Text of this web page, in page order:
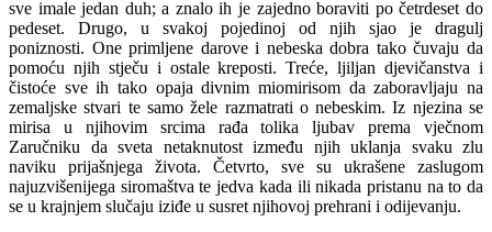
sve imale jedan duh; a znalo ih je zajedno boraviti po četrdeset do
pedeset. Drugo, u svakoj pojedinoj od njih sjao je dragulj
poniznosti. One primljene darove i nebeska dobra tako čuvaju da
pomoću njih stječu i ostale kreposti. Treće, ljiljan djevičanstva i
čistoće sve ih tako opaja divnim miomirisom da zaboravljaju na
zemaljske stvari te samo žele razmatrati o nebeskim. Iz njezina se
mirisa u njihovim srcima rađa tolika ljubav prema vječnom
Zaručniku da sveta netaknutost između njih uklanja svaku zlu
naviku prijašnjega života. Četvrto, sve su ukrašene zaslugom
najuzvišenijega siromaštva te jedva kada ili nikada pristanu na to da
se u krajnjem slučaju iziđe u susret njihovoj prehrani i odijevanju.